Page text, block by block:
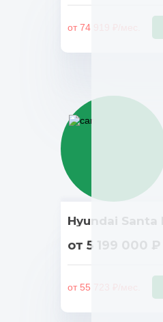
от 74 919 ₽/мес.
Hyundai Santa
от 5 199 000 ₽
от 55 723 ₽/мес.